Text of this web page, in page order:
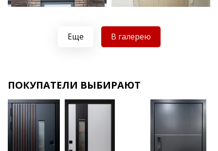
Хочу такую
Еще В галерею
ПОКУПАТЕЛИ ВЫБИРАЮТ